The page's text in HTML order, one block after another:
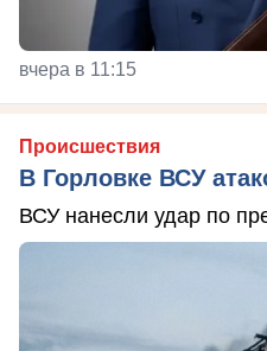
вчера в 11:15
Происшествия
В Горловке ВСУ
ВСУ нанесли удар по